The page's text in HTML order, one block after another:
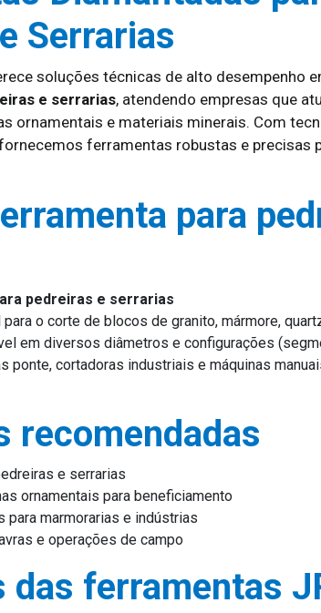
Serrarias
soluções técnicas de alto desempenho
e serrarias, atendendo empresas que
ornamentais e materiais minerais. Com
ferramentas robustas e precisas
para
pedreiras e serrarias
o corte de blocos de granito, mármore,
em diversos diâmetros e configurações
ponte, cortadoras industriais e máquinas
recomendadas
e serrarias
ornamentais para beneficiamento
para marmorarias e indústrias
e operações de campo
das ferramentas